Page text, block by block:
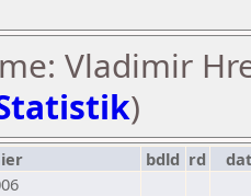
Vladimir
)
bdld rd